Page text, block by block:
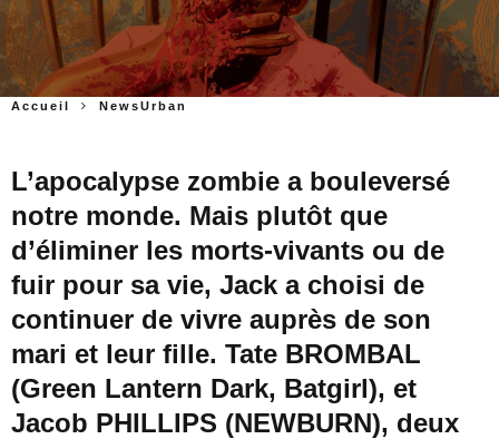
Accueil NewsUrban
L’apocalypse zombie a bouleversé
notre monde. Mais plutôt que
d’éliminer les morts-vivants ou de
fuir pour sa vie, Jack a choisi de
continuer de vivre auprès de son
mari et leur fille. Tate BROMBAL
(Green Lantern Dark, Batgirl), et
Jacob PHILLIPS (NEWBURN), deux